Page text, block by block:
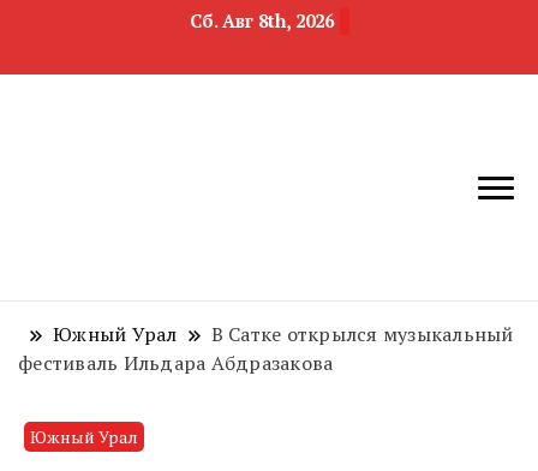
Сб. Авг 8th, 2026
область
Южный Урал
В Сатке открылся музыкальный
фестиваль Ильдара Абдразакова
Южный Урал